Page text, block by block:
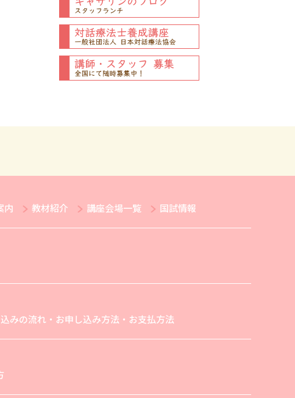
内 教材紹介 講座会場一覧 国試情報
みの流れ・お申し込み方法・お支払方法